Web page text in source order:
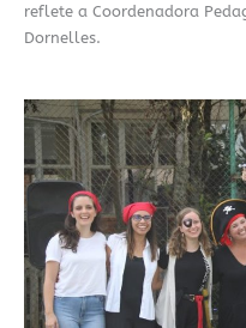
reflete a Coordenadora
Dornelles.